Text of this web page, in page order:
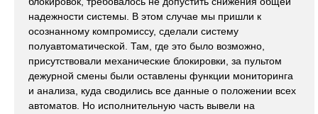
надежности системы. В этом случае мы пришли к
осознанному компромиссу, сделали систему
полуавтоматической. Там, где это было возможно,
присутствовали механические блокировки, за пультом
дежурной смены были оставлены функции мониторинга
и анализа, куда сводились все данные о положении всех
автоматов. Но исполнительную часть вывели на